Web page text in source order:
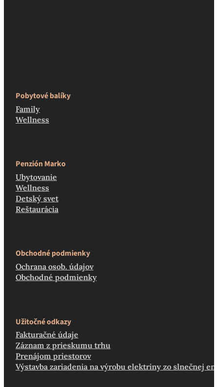
Pobytové balíky
Family
Wellness
Penzión Marko
Ubytovanie
Wellness
Detský svet
Reštaurácia
Obchodné podmienky
Ochrana osob. údajov
Obchodné podmienky
Užitočné odkazy
Fakturačné údaje
Záznam z prieskumu trhu
Prenájom priestorov
Výstavba zariadenia na výrobu elektriny zo slnečnej